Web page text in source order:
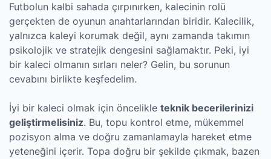
Futbolun kalbi sahada çırpınırken, kalecinin rolü
gerçekten de oyunun anahtarlarından biridir. Kalecilik,
yalnızca kaleyi korumak değil, aynı zamanda takımın
psikolojik ve stratejik dengesini sağlamaktır. Peki, iyi
bir kaleci olmanın sırları neler? Gelin, bu sorunun
cevabını birlikte keşfedelim.
İyi bir kaleci olmak için öncelikle teknik becerilerinizi
geliştirmelisiniz. Bu, topu kontrol etme, mükemmel
pozisyon alma ve doğru zamanlamayla hareket etme
yeteneğini içerir. Topa doğru bir şekilde çıkmak, bazen